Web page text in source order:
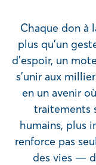
Chaque don à
plus qu’un
d’espoir, un
s’unir aux
en un avenir
traitements
humains, plus
renforce pas
des vies —